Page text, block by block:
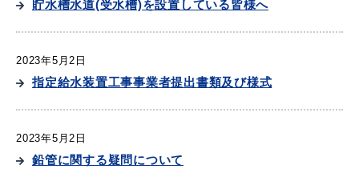
観光・飲食
場面から探す
貯水槽水道(受水槽)を設置している皆様へ
2023年5月2日
指定給水装置工事事業者提出書類及び様式
2023年5月2日
鉛管に関する疑問について